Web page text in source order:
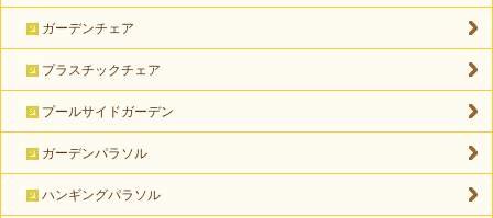
ガーデンチェア
プラスチックチェア
プールサイドガーデン
ガーデンパラソル
ハンギングパラソル